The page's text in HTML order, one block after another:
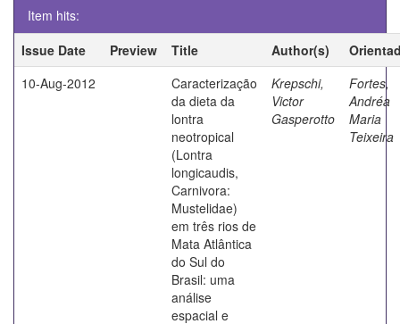
Item hits:
Issue Date
Preview Title Author(s)
10-Aug-2012
Caracterização
da dieta da
lontra
neotropical
(Lontra
longicaudis,
Carnivora:
Mustelidae)
em três rios de
Mata Atlântica
do Sul do
Brasil: uma
análise
espacial e
Krepschi,
Victor
Gasperotto
Fortes,
Andréa
Maria
Teixeira